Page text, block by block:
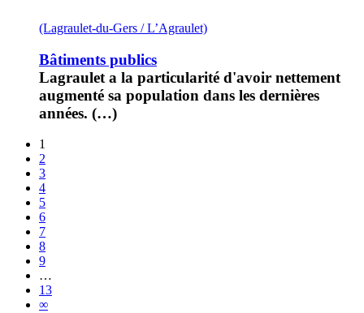
(Lagraulet-du-Gers / L’Agraulet)
Bâtiments publics
Lagraulet a la particularité d'avoir nettement
augmenté sa population dans les dernières
années. (…)
1
2
3
4
5
6
7
8
9
…
13
∞